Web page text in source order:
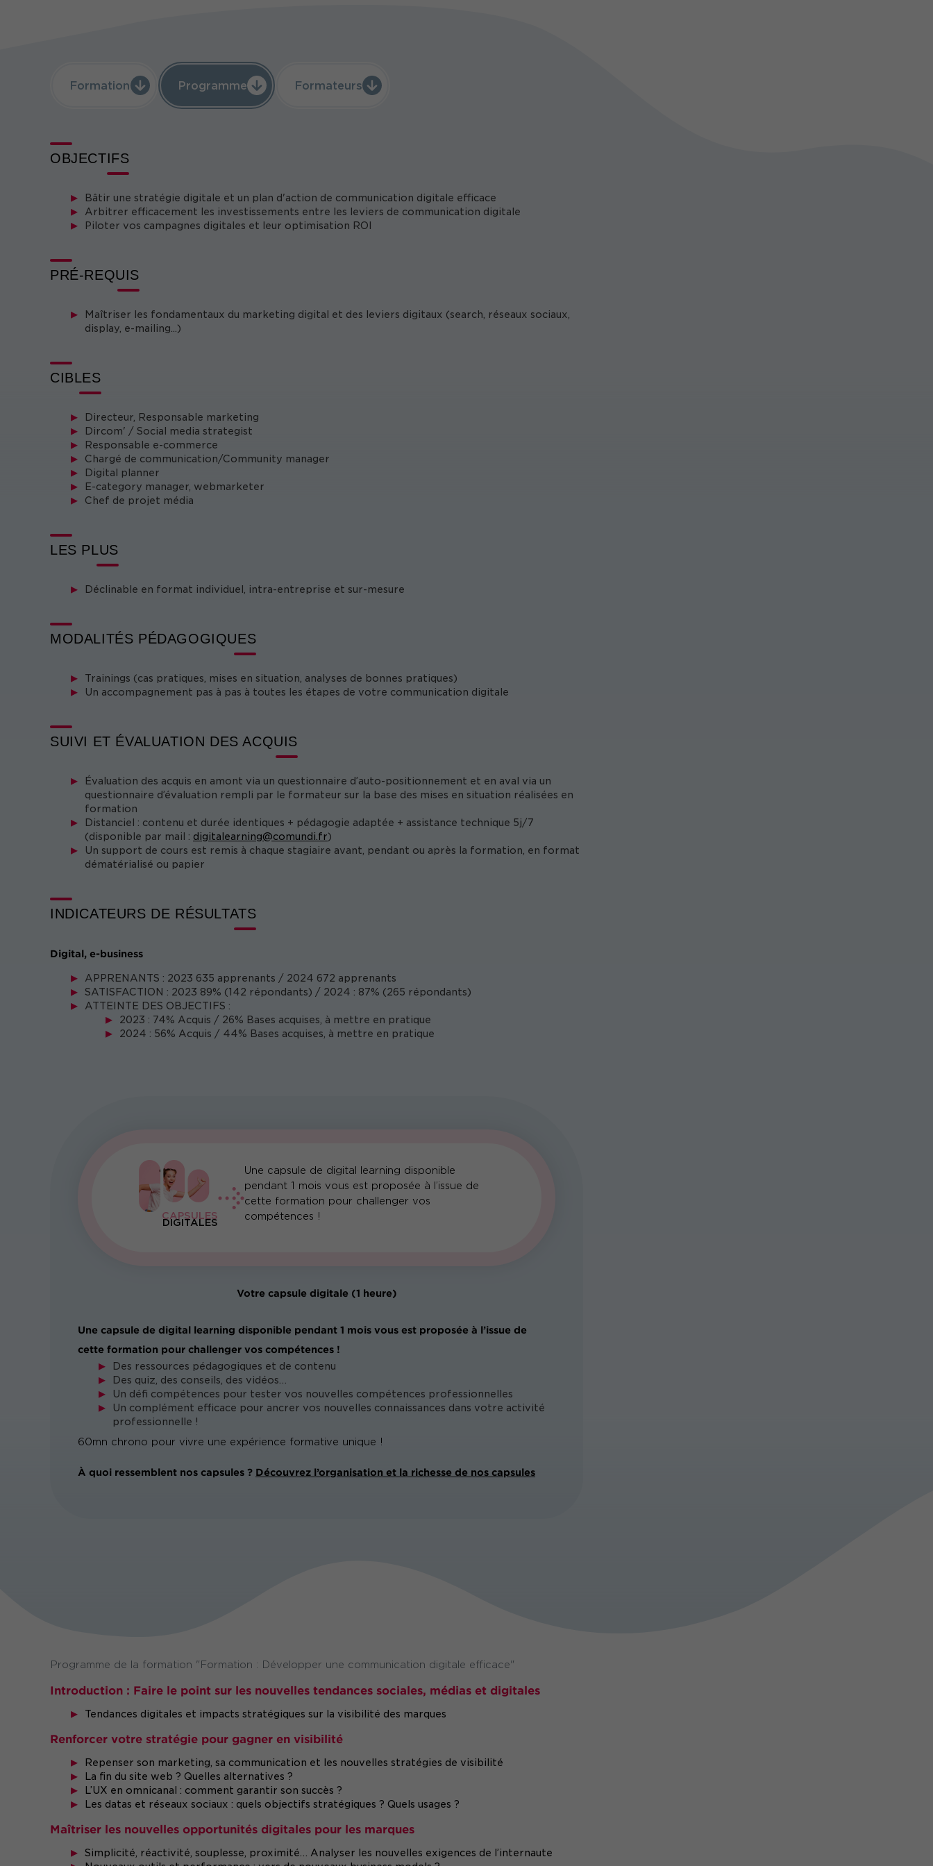
Formation Programme Formateurs
OBJECTIFS
Bâtir une stratégie digitale et un plan d'action de communication digitale efficace
Arbitrer efficacement les investissements entre les leviers de communication digitale
Piloter vos campagnes digitales et leur optimisation ROI
PRÉ-REQUIS
Maîtriser les fondamentaux du marketing digital et des leviers digitaux (search, réseaux sociaux,
display, e-mailing...)
CIBLES
Directeur, Responsable marketing
Dircom' / Social media strategist
Responsable e-commerce
Chargé de communication/Community manager
Digital planner
E-category manager, webmarketer
Chef de projet média
LES PLUS
Déclinable en format individuel, intra-entreprise et sur-mesure
MODALITÉS PÉDAGOGIQUES
Trainings (cas pratiques, mises en situation, analyses de bonnes pratiques)
Un accompagnement pas à pas à toutes les étapes de votre communication digitale
SUIVI ET ÉVALUATION DES ACQUIS
Évaluation des acquis en amont via un questionnaire d’auto-positionnement et en aval via un
questionnaire d’évaluation rempli par le formateur sur la base des mises en situation réalisées en
formation
Distanciel : contenu et durée identiques + pédagogie adaptée + assistance technique 5j/7
(disponible par mail : digitalearning@comundi.fr)
Un support de cours est remis à chaque stagiaire avant, pendant ou après la formation, en format
dématérialisé ou papier
INDICATEURS DE RÉSULTATS
Digital, e-business
APPRENANTS : 2023 635 apprenants / 2024 672 apprenants
SATISFACTION : 2023 89% (142 répondants) / 2024 : 87% (265 répondants)
ATTEINTE DES OBJECTIFS :
2023 : 74% Acquis / 26% Bases acquises, à mettre en pratique
2024 : 56% Acquis / 44% Bases acquises, à mettre en pratique
CAPSULES
DIGITALES
Une capsule de digital learning disponible
pendant 1 mois vous est proposée à l’issue de
cette formation pour challenger vos
compétences !
Votre capsule digitale (1 heure)
Une capsule de digital learning disponible pendant 1 mois vous est proposée à l’issue de
cette formation pour challenger vos compétences !
Des ressources pédagogiques et de contenu
Des quiz, des conseils, des vidéos…
Un défi compétences pour tester vos nouvelles compétences professionnelles
Un complément efficace pour ancrer vos nouvelles connaissances dans votre activité
professionnelle !
60mn chrono pour vivre une expérience formative unique !
À quoi ressemblent nos capsules ? Découvrez l’organisation et la richesse de nos capsules
Programme de la formation "Formation : Développer une communication digitale efficace"
Introduction : Faire le point sur les nouvelles tendances sociales, médias et digitales
Tendances digitales et impacts stratégiques sur la visibilité des marques
Renforcer votre stratégie pour gagner en visibilité
Repenser son marketing, sa communication et les nouvelles stratégies de visibilité
La fin du site web ? Quelles alternatives ?
L’UX en omnicanal : comment garantir son succès ?
Les datas et réseaux sociaux : quels objectifs stratégiques ? Quels usages ?
Maîtriser les nouvelles opportunités digitales pour les marques
Simplicité, réactivité, souplesse, proximité… Analyser les nouvelles exigences de l’internaute